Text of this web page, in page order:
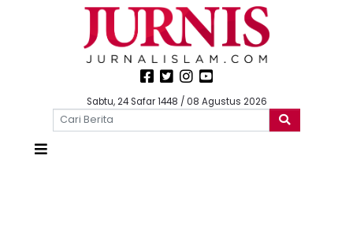
Sabtu, 24 Safar 1448 / 08 Agustus 2026